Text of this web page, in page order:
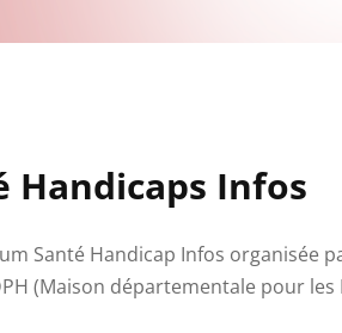
Handicaps Infos
Santé Handicap Infos organisée
(Maison départementale pour